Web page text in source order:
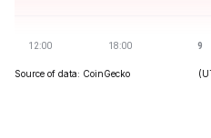
Source of data: CoinGecko